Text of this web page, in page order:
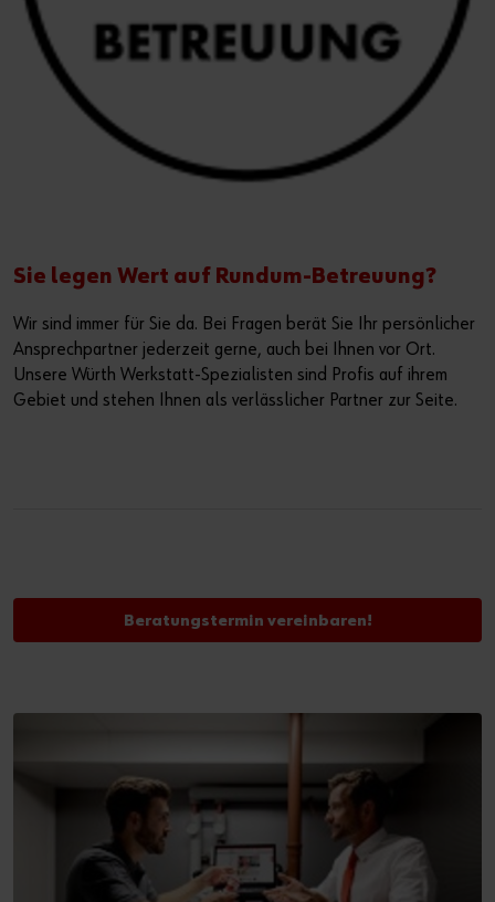
Sie legen Wert auf Rundum-Betreuung?
Wir sind immer für Sie da. Bei Fragen berät Sie Ihr persönlicher
Ansprechpartner jederzeit gerne, auch bei Ihnen vor Ort.
Unsere Würth Werkstatt-Spezialisten sind Profis auf ihrem
Gebiet und stehen Ihnen als verlässlicher Partner zur Seite.
Beratungstermin vereinbaren!